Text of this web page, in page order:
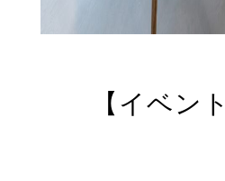
【イベン